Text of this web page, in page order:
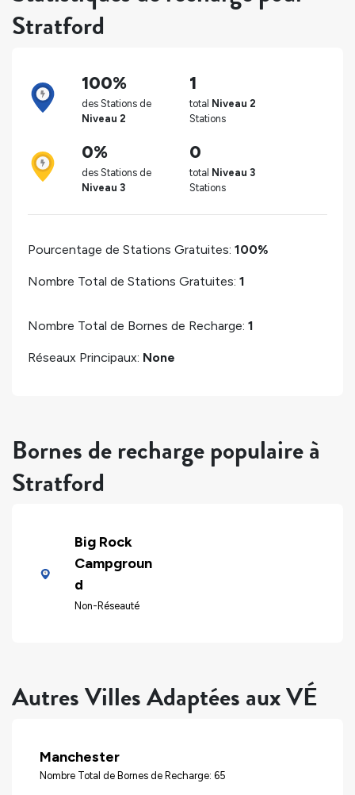
Stratford
100%
des Stations de
Niveau 2
1
total Niveau 2
Stations
0%
des Stations de
Niveau 3
0
total Niveau 3
Stations
Pourcentage de Stations Gratuites: 100%
Nombre Total de Stations Gratuites: 1
Nombre Total de Bornes de Recharge: 1
Réseaux Principaux: None
Bornes de recharge populaire à
Stratford
Big Rock
Campgroun
d
Non-Réseauté
Autres Villes Adaptées aux VÉ
Manchester
Nombre Total de Bornes de Recharge: 65